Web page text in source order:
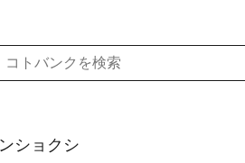
ショクシ